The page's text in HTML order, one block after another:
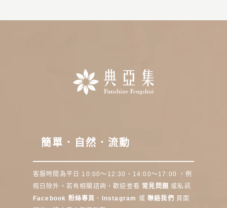
簡單．自然．流動
客服時間為平日 10:00～12:30、14:00～17:00 ，例
假日除外。若有相關諮詢，歡迎查看 常見問題 或私訊
Facebook 粉絲專頁 、 Instagram 或聯絡我們
頁面